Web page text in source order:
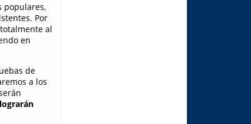
populares,
Por
al
en
de
a los